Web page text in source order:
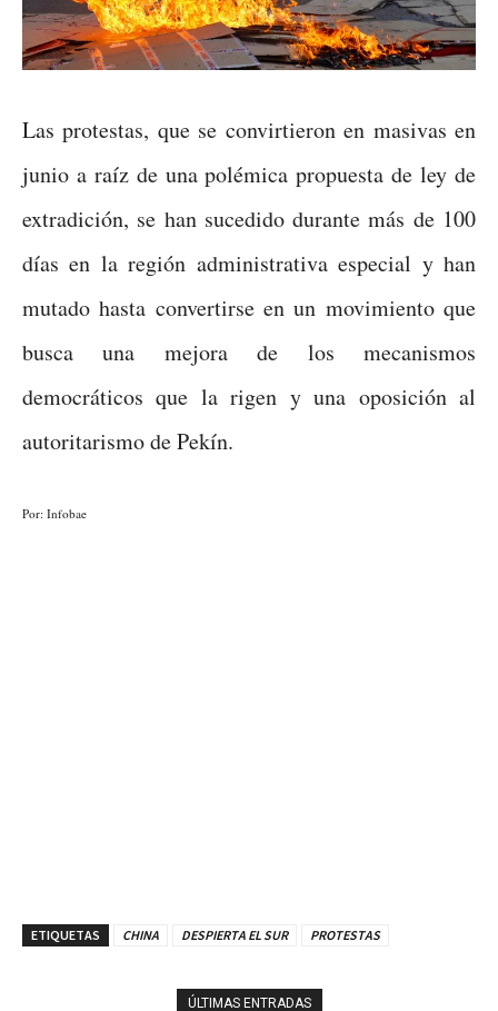
Las protestas, que se convirtieron en masivas en
junio a raíz de una polémica propuesta de ley de
extradición, se han sucedido durante más de 100
días en la región administrativa especial y han
mutado hasta convertirse en un movimiento que
busca una mejora de los mecanismos
democráticos que la rigen y una oposición al
autoritarismo de Pekín.
Por: Infobae
ETIQUETAS CHINA DESPIERTA EL SUR PROTESTAS
ÚLTIMAS ENTRADAS